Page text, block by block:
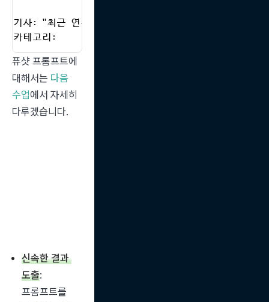
기사: "최근 연구에 따르면, 건강한 식습관이 심장병 위
카테고리:
퓨샷 프롬프트에
대해서는 다음
수업에서 자세히
다루겠습니다.
신속한 결과
도출:
프롬프트를